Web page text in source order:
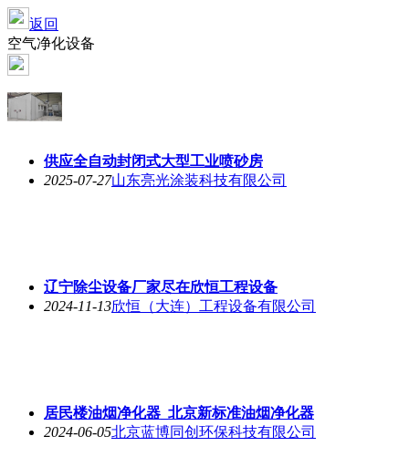
返回
空气净化设备
供应全自动封闭式大型工业喷砂房
2025-07-27山东亮光涂装科技有限公司
辽宁除尘设备厂家尽在欣恒工程设备
2024-11-13欣恒（大连）工程设备有限公司
居民楼油烟净化器_北京新标准油烟净化器
2024-06-05北京蓝博同创环保科技有限公司